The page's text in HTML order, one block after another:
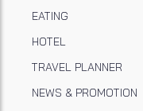
EATING
HOTEL
TRAVEL PLANNER
NEWS & PROMOTION